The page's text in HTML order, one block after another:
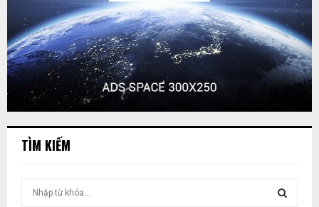
TÌM KIẾM